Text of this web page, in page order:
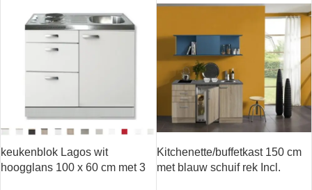
keukenblok Lagos wit
hoogglans 100 x 60 cm met 3
Kitchenette/buffetkast 150 cm
met blauw schuif rek Incl.